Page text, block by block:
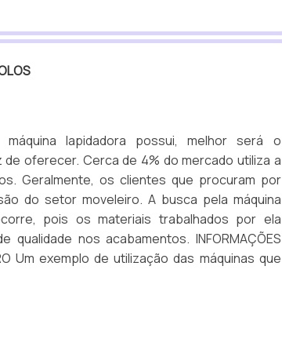
lapidadora possui, melhor será o
oferecer. Cerca de 4% do mercado utiliza a
Geralmente, os clientes que procuram por
do setor moveleiro. A busca pela máquina
pois os materiais trabalhados por ela
nos acabamentos. INFORMAÇÕES
Um exemplo de utilização das máquinas que